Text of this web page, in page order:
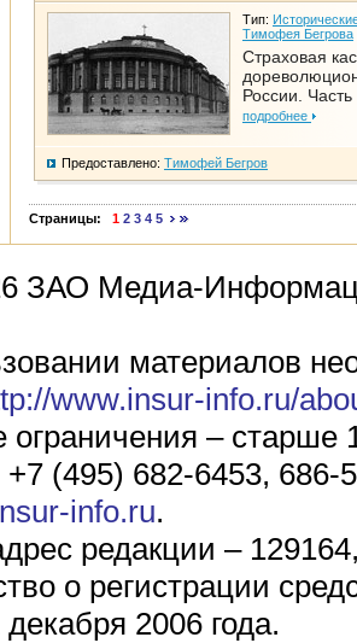
Тип:
Тимофея Бегрова
Страховая
России. Часть
подробнее
Предоставлено: Тимофей Бегров
Страницы: 1 2 3 4 5
ЗАО Медиа-
материалов
www.insur-info.ru/
ограничения – старше
(495) 682-6453, 686-
info.ru.
редакции –
о регистрации
2006 года.